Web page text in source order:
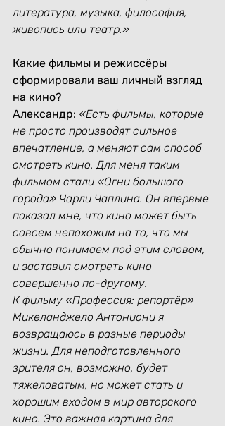
литература, музыка, философия,
живопись или театр.»
Какие фильмы и режиссёры
сформировали ваш личный взгляд
на кино?
Александр: «Есть фильмы, которые
не просто производят сильное
впечатление, а меняют сам способ
смотреть кино. Для меня таким
фильмом стали «Огни большого
города» Чарли Чаплина. Он впервые
показал мне, что кино может быть
совсем непохожим на то, что мы
обычно понимаем под этим словом,
и заставил смотреть кино
совершенно по-другому.
К фильму «Профессия: репортёр»
Микеланджело Антониони я
возвращаюсь в разные периоды
жизни. Для неподготовленного
зрителя он, возможно, будет
тяжеловатым, но может стать и
хорошим входом в мир авторского
кино. Это важная картина для